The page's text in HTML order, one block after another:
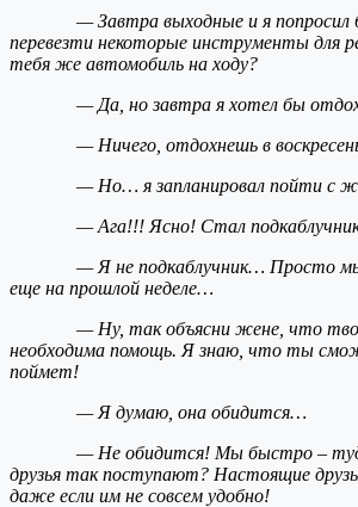
— Завтра выходные и я попросил
перевезти некоторые инструменты для
тебя же автомобиль на ходу?
— Да, но завтра я хотел бы
— Ничего, отдохнешь в
— Но… я запланировал пойти с
— Ага!!! Ясно! Стал
— Я не подкаблучник… Просто мы
еще на прошлой неделе…
— Ну, так объясни жене, что
необходима помощь. Я знаю, что ты
поймет!
— Я думаю, она обидится…
— Не обидится! Мы быстро – туда
друзья так поступают? Настоящие
даже если им не совсем удобно!